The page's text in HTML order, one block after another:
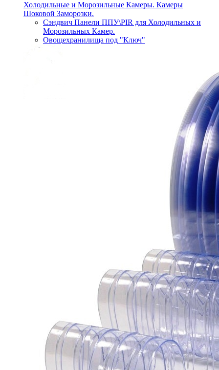
Холодильные и Морозильные Камеры. Камеры
Шоковой Заморозки.
Сэндвич Панели ППУ\PIR для Холодильных и
Морозильных Камер.
Овощехранилища под "Ключ"